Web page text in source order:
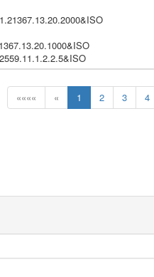
«««« « 1 2 3 4